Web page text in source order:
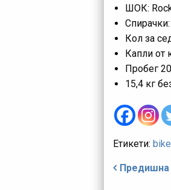
ШОК:
Кол за
Капли от
Пробег
15,4 кг
Етикети:
Предишна